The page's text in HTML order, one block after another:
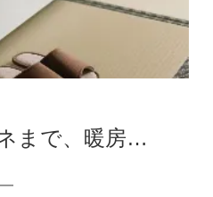
速熱から省エネまで、暖房はあなたの多様なニーズをどのように満たすのか